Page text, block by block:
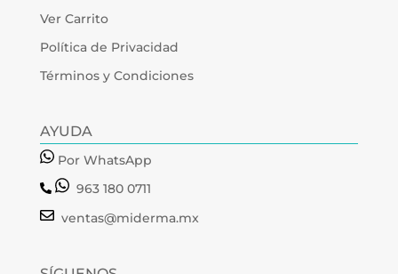
Ver Carrito
Política de Privacidad
Términos y Condiciones
AYUDA
Por WhatsApp
963 180 0711
ventas@miderma.mx